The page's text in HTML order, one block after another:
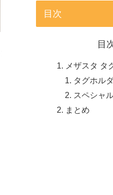
目次
目
メザスタ タ
タグホル
スペシャ
まとめ